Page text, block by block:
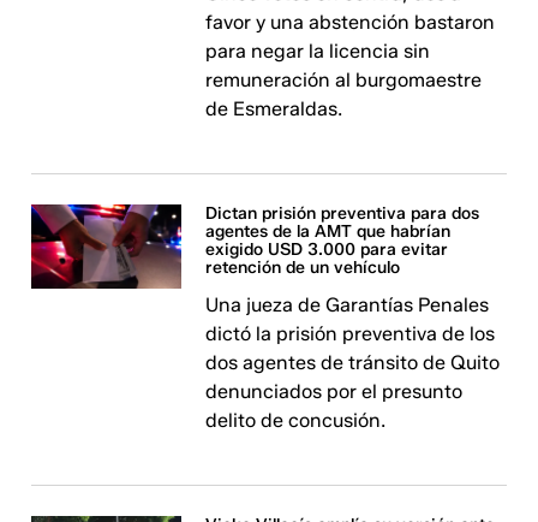
favor y una abstención bastaron
para negar la licencia sin
remuneración al burgomaestre
de Esmeraldas.
Dictan prisión preventiva para dos
agentes de la AMT que habrían
exigido USD 3.000 para evitar
retención de un vehículo
Una jueza de Garantías Penales
dictó la prisión preventiva de los
dos agentes de tránsito de Quito
denunciados por el presunto
delito de concusión.